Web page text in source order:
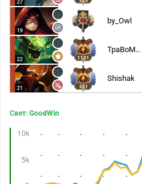
27
19
by_Owl
22 1131
TpaBoMaH
21 351
Shishak
Свет: GoodWin